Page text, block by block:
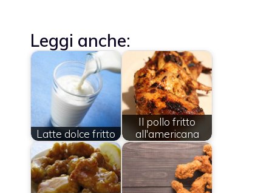
Leggi anche:
Latte dolce fritto
Il pollo fritto
all'americana